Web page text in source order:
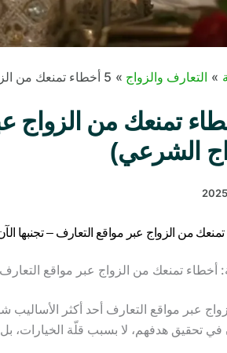
التعارف والزواج 5 أخطاء تمنعك من الزواج عبر مواقع التعارف – تجنبها الآن! (دليلك الكامل لتحسين فرص الزواج الشرعي)
تمنعك من
الشرعي)
أخطاء تمنعك من الزواج عبر مواقع
عبر مواقع التعارف أحد أكثر
تحقيق هدفهم، لا بسبب قلّة الخيارات،